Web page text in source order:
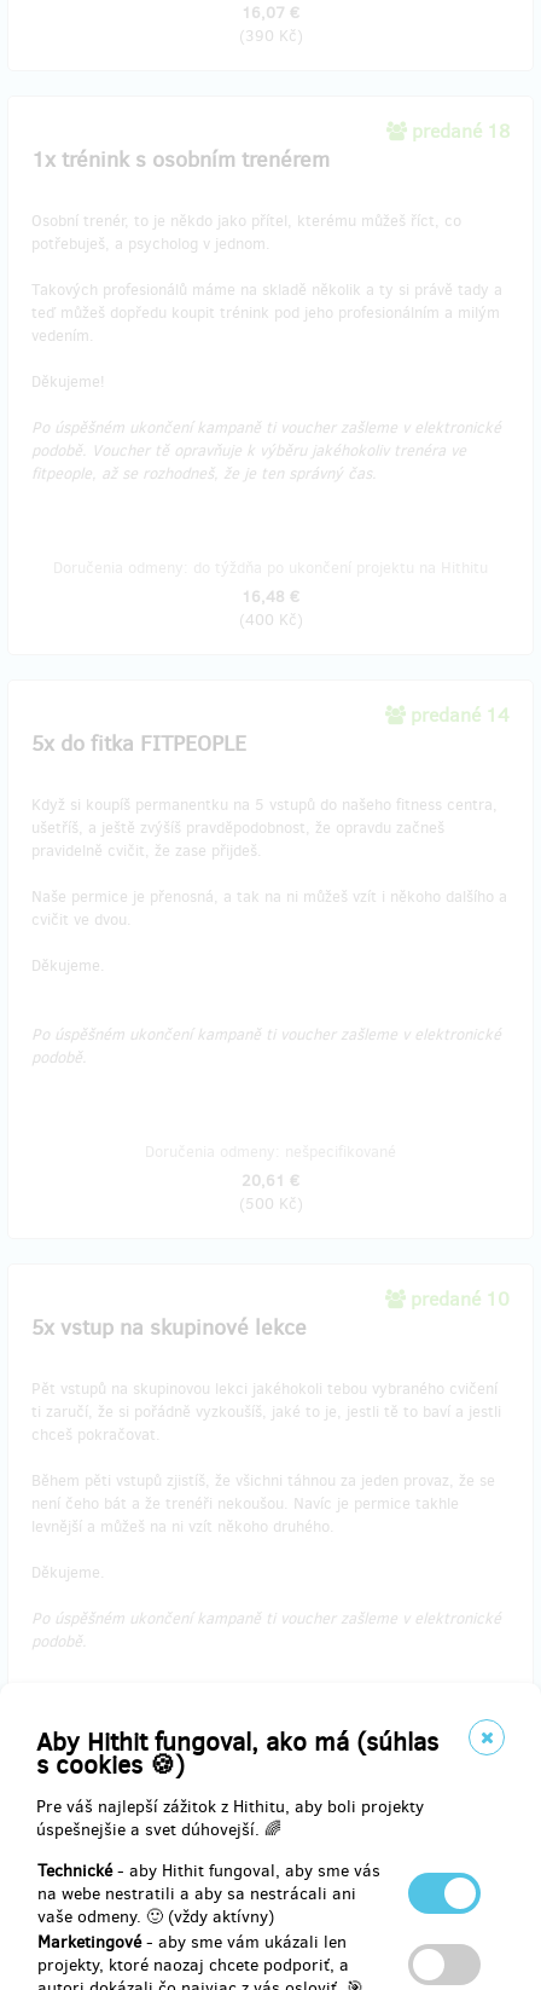
Aby Hithit fungoval, ako má (súhlas
s cookies 🍪)
Pre váš najlepší zážitok z Hithitu, aby boli projekty
úspešnejšie a svet dúhovejší. 🌈
Technické- aby Hithit fungoval, aby sme vás
na webe nestratili a aby sa nestrácali ani
vaše odmeny. 🙂 (vždy aktívny)
Marketingové- aby sme vám ukázali len
projekty, ktoré naozaj chcete podporiť, a
16,07 €
(390 Kč)
predané 18
1x trénink s osobním trenérem
Osobní trenér, to je někdo jako přítel, kterému můžeš říct, co
potřebuješ, a psycholog v jednom.
Takových profesionálů máme na skladě několik a ty si právě tady a
teď můžeš dopředu koupit trénink pod jeho profesionálním a milým
vedením.
Děkujeme!
Po úspěšném ukončení kampaně ti voucher zašleme v elektronické
podobě. Voucher tě opravňuje k výběru jakéhokoliv trenéra ve
fitpeople, až se rozhodneš, že je ten správný čas.
16,48 €
(400 Kč)
predané 14
5x do fitka FITPEOPLE
Když si koupíš permanentku na 5 vstupů do našeho fitness centra,
ušetříš, a ještě zvýšíš pravděpodobnost, že opravdu začneš
pravidelně cvičit, že zase přijdeš.
Naše permice je přenosná, a tak na ni můžeš vzít i někoho dalšího a
cvičit ve dvou.
Děkujeme.
Po úspěšném ukončení kampaně ti voucher zašleme v elektronické
podobě.
20,61 €
(500 Kč)
predané 10
5x vstup na skupinové lekce
Pět vstupů na skupinovou lekci jakéhokoli tebou vybraného cvičení
ti zaručí, že si pořádně vyzkoušíš, jaké to je, jestli tě to baví a jestli
chceš pokračovat.
Během pěti vstupů zjistíš, že všichni táhnou za jeden provaz, že se
není čeho bát a že trenéři nekoušou. Navíc je permice takhle
levnější a můžeš na ni vzít někoho druhého.
Děkujeme.
Po úspěšném ukončení kampaně ti voucher zašleme v elektronické
podobě.
Doručenia odmeny: nešpecifikované
zostáva 4
Noční cvičení s trenérem při měsíčku
Nepotřebuješ toho tolik naspat a nejvyšší aktivitu vykazuješ v noci?